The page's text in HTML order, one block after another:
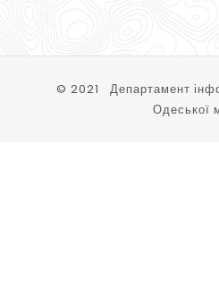
© 2021 Департамент
Одеської